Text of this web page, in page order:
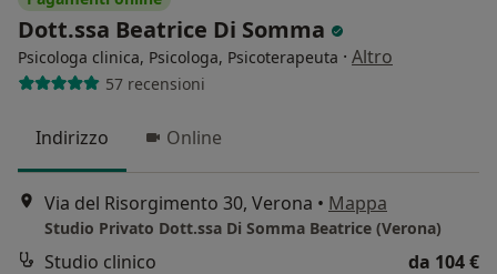
Dott.ssa Beatrice Di Somma
Psicologa clinica, Psicologa, Psicoterapeuta · Altro
57 recensioni
Indirizzo Online
Via del Risorgimento 30, Verona • Mappa
Studio Privato Dott.ssa Di Somma Beatrice (Verona)
Studio clinico
da 104 €